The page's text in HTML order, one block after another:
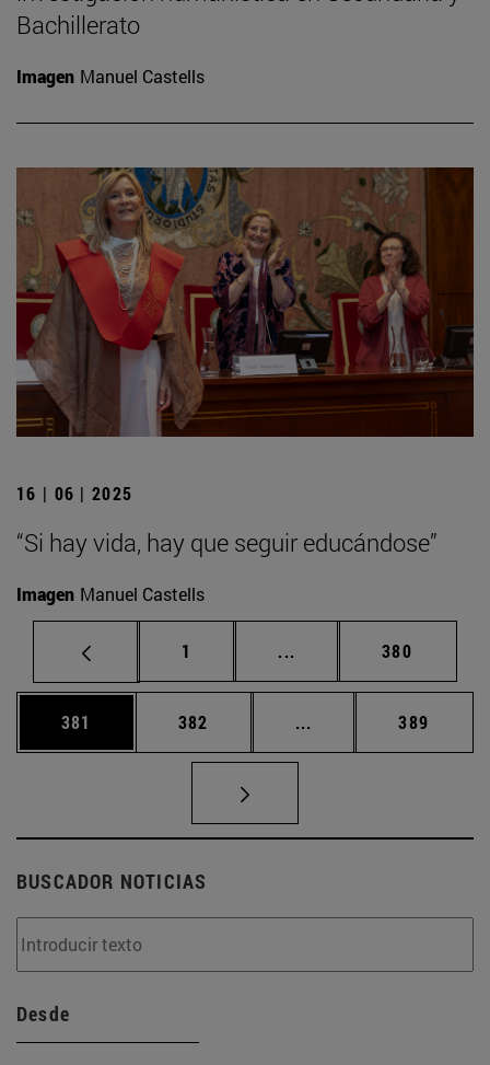
Bachillerato
Imagen Manuel Castells
16 | 06 | 2025
“Si hay vida, hay que seguir educándose”
Imagen Manuel Castells
Página
1 ... Páginas intermedias
Página
380
Página
381 Página
382 ... Páginas intermedias
Página
389
BUSCADOR NOTICIAS
Desde